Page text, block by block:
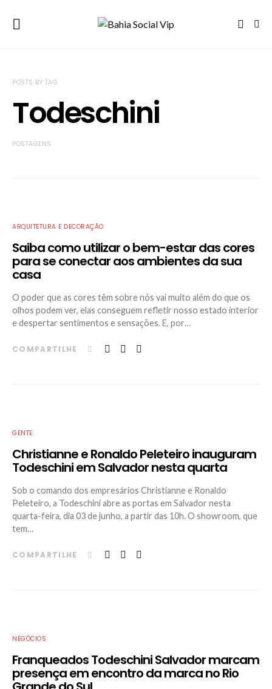
POSTS BY TAG
Todeschini
POSTAGENS
ARQUITETURA E DECORAÇÃO
Saiba como utilizar o bem-estar das cores
para se conectar aos ambientes da sua
casa
O poder que as cores têm sobre nós vai muito além do que os
olhos podem ver, elas conseguem refletir nosso estado interior
e despertar sentimentos e sensações. E, por…
COMPARTILHE
GENTE
Christianne e Ronaldo Peleteiro inauguram
Todeschini em Salvador nesta quarta
Sob o comando dos empresários Christianne e Ronaldo
Peleteiro, a Todeschini abre as portas em Salvador nesta
quarta-feira, dia 03 de junho, a partir das 10h. O showroom, que
tem…
COMPARTILHE
NEGÓCIOS
Franqueados Todeschini Salvador marcam
presença em encontro da marca no Rio